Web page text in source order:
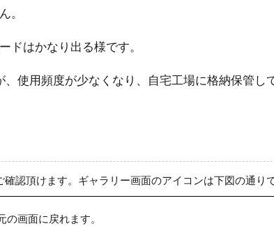
。
ドはかなり出る様です。
使用頻度が少なくなり、自宅工場に格納保管し
認頂けます。ギャラリー画面のアイコンは下図の通りで
画面に戻れます。